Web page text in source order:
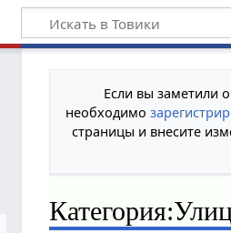
Если вы заметили
необходимо
страницы и внесите
Категория: